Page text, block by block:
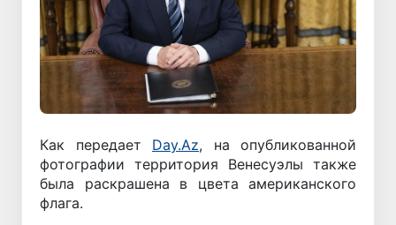
Как передает Day.Az, на опубликованной
фотографии территория Венесуэлы также
была раскрашена в цвета американского
флага.